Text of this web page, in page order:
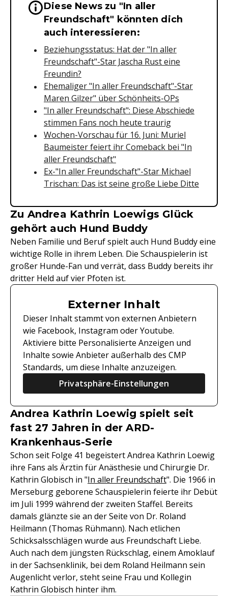
Wichtige Hinweise &
Diese News zu "In aller
Freundschaft" könnten dich
auch interessieren:
Beziehungsstatus: Hat der "In aller
Freundschaft"-Star Jascha Rust eine
Freundin?
Ehemaliger "In aller Freundschaft"-Star
Maren Gilzer" über Schönheits-OPs
"In aller Freundschaft": Diese Abschiede
stimmen Fans noch heute traurig
Wochen-Vorschau für 16. Juni: Muriel
Baumeister feiert ihr Comeback bei "In
aller Freundschaft"
Ex-"In aller Freundschaft"-Star Michael
Trischan: Das ist seine große Liebe Ditte
Zu Andrea Kathrin Loewigs Glück
gehört auch Hund Buddy
Neben Familie und Beruf spielt auch Hund Buddy eine
wichtige Rolle in ihrem Leben. Die Schauspielerin ist
großer Hunde-Fan und verrät, dass Buddy bereits ihr
dritter Held auf vier Pfoten ist.
Externer Inhalt
Dieser Inhalt stammt von externen Anbietern
wie Facebook, Instagram oder Youtube.
Aktiviere bitte Personalisierte Anzeigen und
Inhalte sowie Anbieter außerhalb des CMP
Standards, um diese Inhalte anzuzeigen.
Privatsphäre-Einstellungen
Andrea Kathrin Loewig spielt seit
fast 27 Jahren in der ARD-
Krankenhaus-Serie
Schon seit Folge 41 begeistert Andrea Kathrin Loewig
ihre Fans als Ärztin für Anästhesie und Chirurgie Dr.
Kathrin Globisch in "In aller Freundschaft". Die 1966 in
Merseburg geborene Schauspielerin feierte ihr Debüt
im Juli 1999 während der zweiten Staffel. Bereits
damals glänzte sie an der Seite von Dr. Roland
Heilmann (Thomas Rühmann). Nach etlichen
Schicksalsschlägen wurde aus Freundschaft Liebe.
Auch nach dem jüngsten Rückschlag, einem Amoklauf
in der Sachsenklinik, bei dem Roland Heilmann sein
Augenlicht verlor, steht seine Frau und Kollegin
Kathrin Globisch hinter ihm.